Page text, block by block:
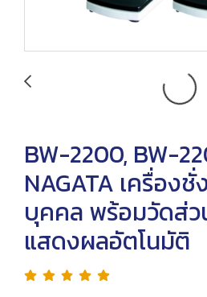
BW-2200, BW-
NAGATA เครื่อง
บุคคล พร้อมวัดส่
แสดงผลอัตโนมัติ